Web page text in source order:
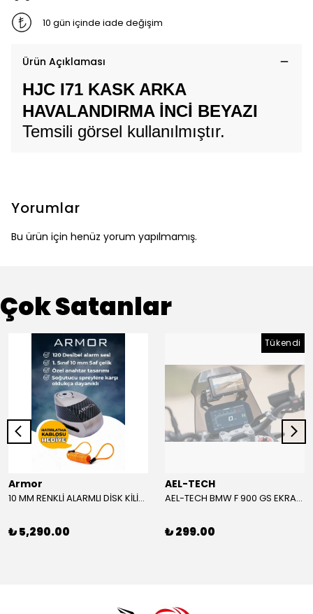
10 gün içinde iade değişim
Ürün Açıklaması
HJC I71 KASK ARKA
HAVALANDIRMA İNCİ BEYAZI
Temsili görsel kullanılmıştır.
Yorumlar
Bu ürün için henüz yorum yapılmamış.
Çok Satanlar
Armor
10 MM RENKLİ ALARMLI DİSK KİLİDİ YENİ VERSİYON
₺ 5,290.00
Tükendi
AEL-TECH
AEL-TECH BMW F 900 GS EKRAN/GÖSTERGE KORUYUCU 2024-2025
₺ 299.00